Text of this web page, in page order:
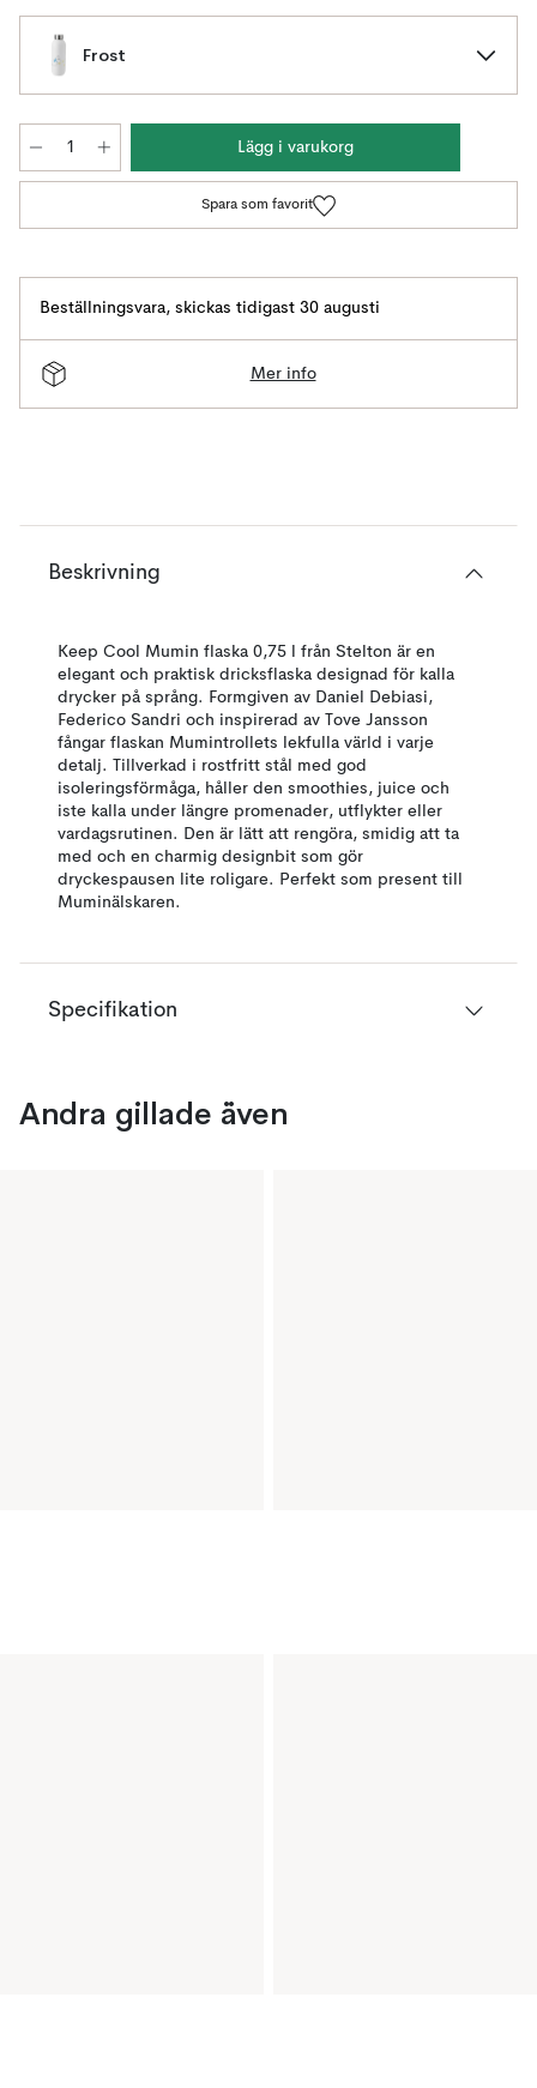
Frost
Lägg i varukorg
Spara som favorit
Beställningsvara, skickas tidigast 30 augusti
Mer info
Beskrivning
Keep Cool Mumin flaska 0,75 l från Stelton är en
elegant och praktisk dricksflaska designad för kalla
drycker på språng. Formgiven av Daniel Debiasi,
Federico Sandri och inspirerad av Tove Jansson
fångar flaskan Mumintrollets lekfulla värld i varje
detalj. Tillverkad i rostfritt stål med god
isoleringsförmåga, håller den smoothies, juice och
iste kalla under längre promenader, utflykter eller
vardagsrutinen. Den är lätt att rengöra, smidig att ta
med och en charmig designbit som gör
dryckespausen lite roligare. Perfekt som present till
Muminälskaren.
Specifikation
Andra gillade även